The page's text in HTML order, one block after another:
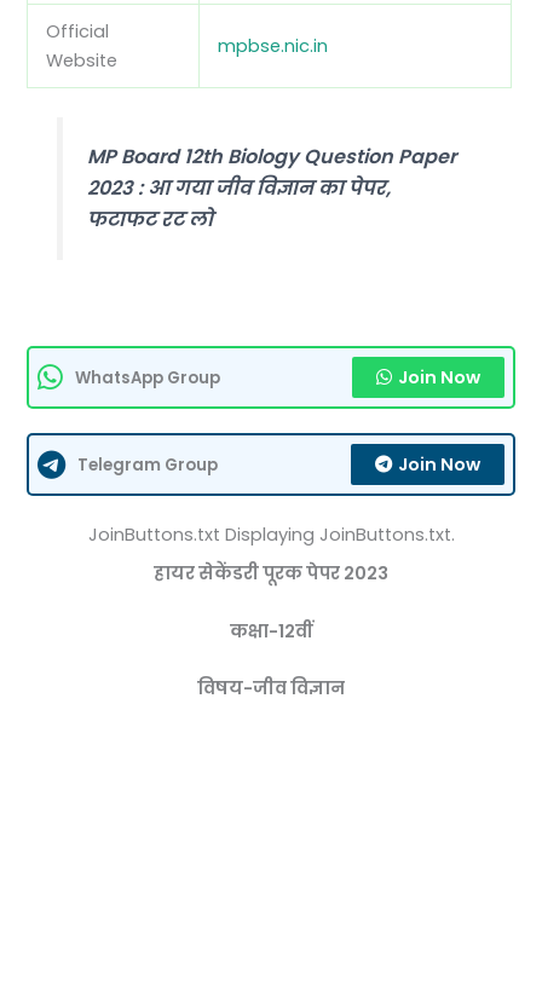
Official
Website
mpbse.nic.in
MP Board 12th Biology Question Paper
2023 : आ गया जीव विज्ञान का पेपर,
फटाफट रट लो
WhatsApp Group Join Now
Telegram Group Join Now
JoinButtons.txt Displaying JoinButtons.txt.
हायर सेकेंडरीपूरक पेपर 2023
कक्षा-12वीं
विषय-जीव विज्ञान